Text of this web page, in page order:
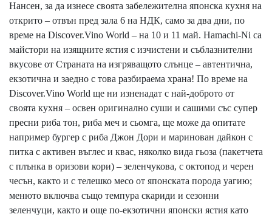
Нансен, за да изнесе своята забележителна японска кухня на
открито – отвън пред зала 6 на НДК, само за два дни, по
време на Discover.Vino World – на 10 и 11 май. Hamachi-Ni са
майстори на изящните ястия с изчистени и съблазнителни
вкусове от Страната на изгряващото слънце – автентична,
екзотична и заедно с това разбираема храна! По време на
Discover.Vino World ще ни изненадат с най-доброто от
своята кухня – освен оригинално суши и сашими със супер
пресни риба тон, риба меч и сьомга, ще може да опитате
например бургер с риба Джон Дори и маринован дайкон с
питка с активен въглес и квас, няколко вида гьоза (пакетчета
с плънка в оризови кори) – зеленчукова, с октопод и черен
чесън, както и с телешко месо от японската порода уагию;
менюто включва също темпура скариди и сезонни
зеленчуци, както и още по-екзотични японски ястия като